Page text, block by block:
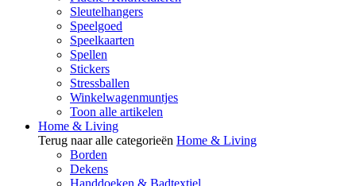
Sleutelhangers
Speelgoed
Speelkaarten
Spellen
Stickers
Stressballen
Winkelwagenmuntjes
Toon alle artikelen
Home & Living
Terug naar alle categorieën Home & Living
Borden
Dekens
Handdoeken & Badtextiel